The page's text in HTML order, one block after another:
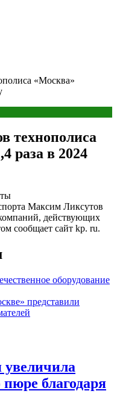
«Москва»
технополиса
раза в 2024
Максим Ликсутов
действующих
сообщает сайт kp. ru.
оборудование
представили
пюре благодаря